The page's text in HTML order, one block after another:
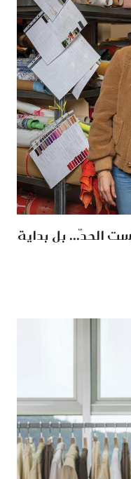
الحدّ... بل بداية